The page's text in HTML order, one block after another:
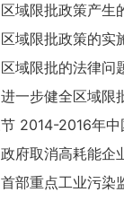
域限批政策产生
域限批政策的实
域限批的法律问
一步健全区域限
2014-2016年
府取消高耗能企
部重点工业污染